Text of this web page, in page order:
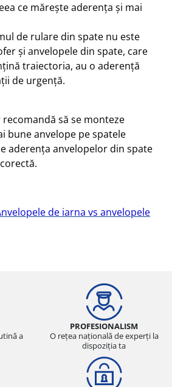
ce măreşte aderenţa şi mai
de rulare din spate nu este
şi anvelopele din spate, care
traiectoria, au o aderenţă
de urgenţă.
să se monteze
bune anvelope pe spatele
aderenţa anvelopelor din spate
de iarna vs anvelopele
a
PROFESIONALISM
O rețea națională de experți la
dispoziția ta